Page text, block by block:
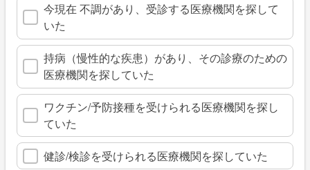
今現在 不調があり、受診する医療機関を探して
いた
持病（慢性的な疾患）があり、その診療のための
医療機関を探していた
ワクチン/予防接種を受けられる医療機関を探し
ていた
健診/検診を受けられる医療機関を探していた